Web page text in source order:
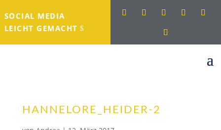
SOCIAL MEDIA
LEICHT GEMACHT
HANNELORE_HEIDER-2